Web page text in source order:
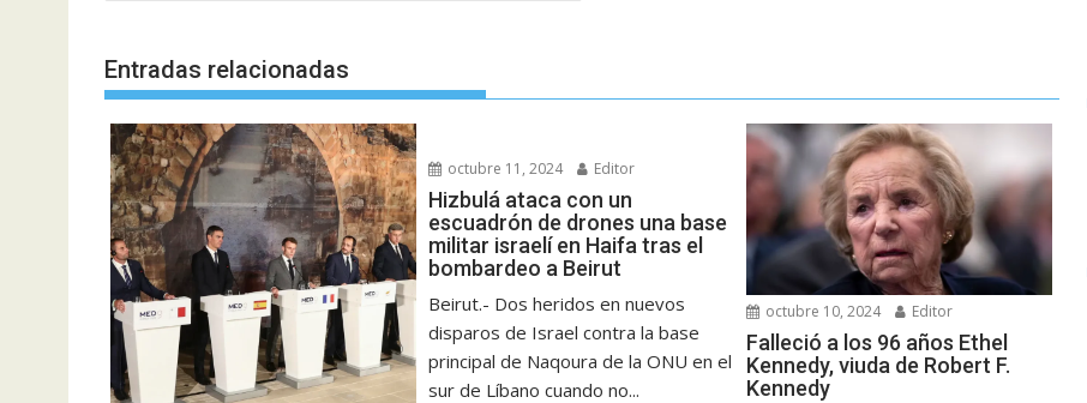
Entradas relacionadas
octubre 11, 2024 Editor
Hizbulá ataca con un
escuadrón de drones una base
militar israelí en Haifa tras el
bombardeo a Beirut
Beirut.- Dos heridos en nuevos
disparos de Israel contra la base
principal de Naqoura de la ONU en el
sur de Líbano cuando no...
octubre 10, 2024 Editor
Falleció a los 96 años Ethel
Kennedy, viuda de Robert F.
Kennedy